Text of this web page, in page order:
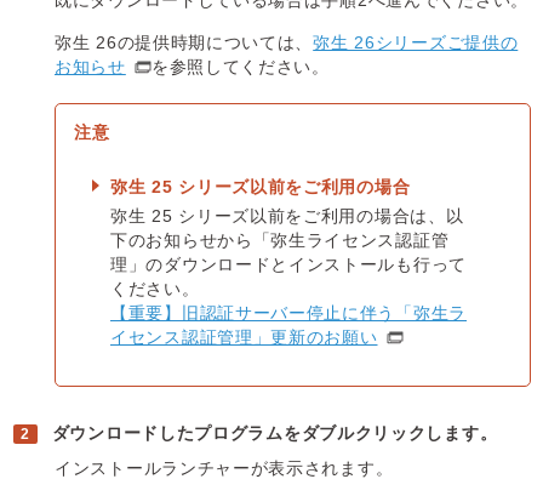
弥生 26の提供時期については、弥生 26シリーズご提供の
お知らせ
を参照してください。
弥生 25 シリーズ以前をご利用の場合
弥生 25 シリーズ以前をご利用の場合は、以
下のお知らせから「弥生ライセンス認証管
理」のダウンロードとインストールも行って
ください。
【重要】旧認証サーバー停止に伴う「弥生ラ
イセンス認証管理」更新のお願い
ダウンロードしたプログラムをダブルクリックします。
インストールランチャーが表示されます。